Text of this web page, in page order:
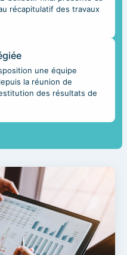
récapitulatif des travaux
une équipe
la réunion de
des résultats de